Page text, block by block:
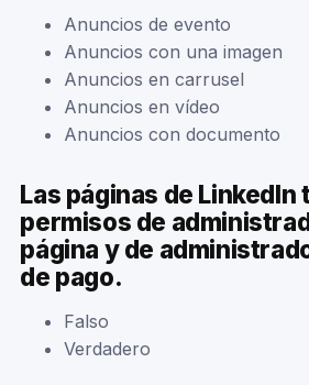
Anuncios de evento
Anuncios con una imagen
Anuncios en carrusel
Anuncios en vídeo
Anuncios con documento
Las páginas de LinkedIn
permisos de
página y de
de pago.
Falso
Verdadero